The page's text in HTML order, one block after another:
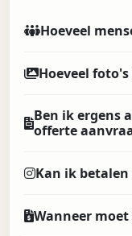
Hoeveel
Hoeveel
Ben ik ergens
offerte
Kan ik
Wanneer